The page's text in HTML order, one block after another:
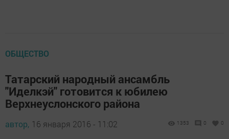
ОБЩЕСТВО
Татарский народный ансамбль
"Иделкэй" готовится к юбилею
Верхнеуслонского района
автор, 16 января 2016 - 11:02 1353 0 0